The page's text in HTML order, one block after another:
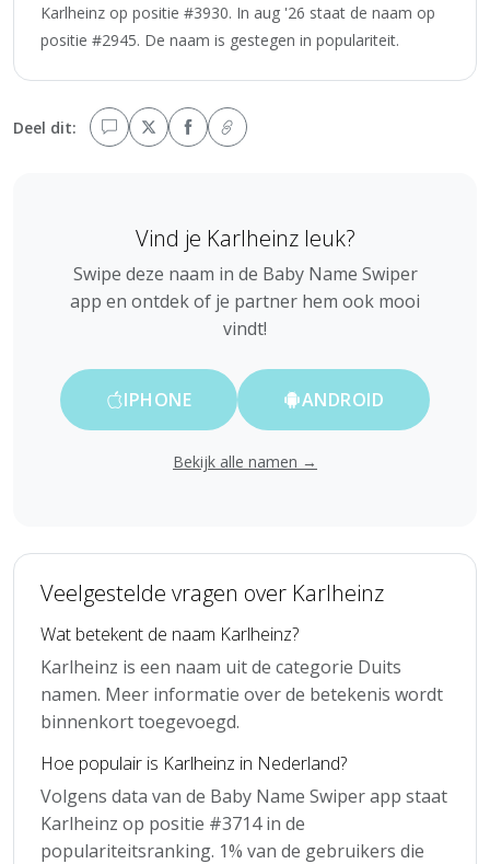
Karlheinz op positie #3930. In aug '26 staat de naam op
positie #2945. De naam is gestegen in populariteit.
Deel dit:
Vind je Karlheinz leuk?
Swipe deze naam in de Baby Name Swiper
app en ontdek of je partner hem ook mooi
vindt!
IPHONE ANDROID
Bekijk alle namen →
Veelgestelde vragen over Karlheinz
Wat betekent de naam Karlheinz?
Karlheinz is een naam uit de categorie Duits
namen. Meer informatie over de betekenis wordt
binnenkort toegevoegd.
Hoe populair is Karlheinz in Nederland?
Volgens data van de Baby Name Swiper app staat
Karlheinz op positie #3714 in de
populariteitsranking. 1% van de gebruikers die